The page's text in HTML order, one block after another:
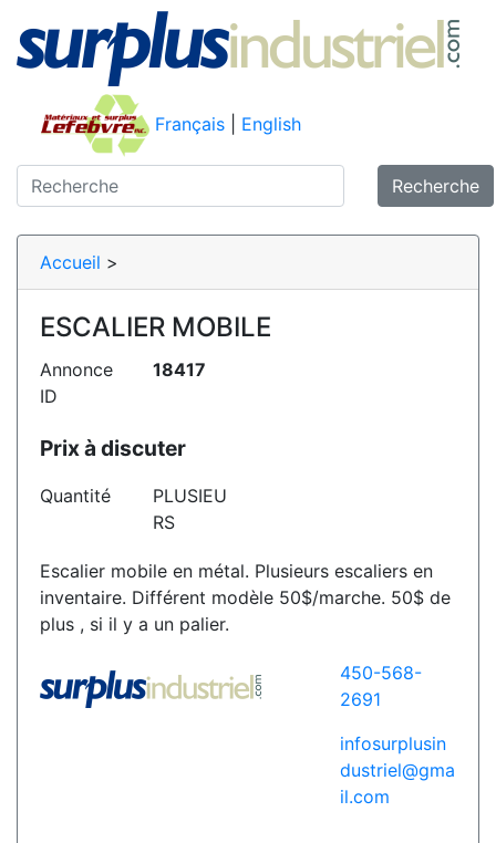
Français English
Recherche
Accueil >
ESCALIER MOBILE
Annonce
ID
18417
Prix à discuter
Quantité
PLUSIEU
RS
Escalier mobile en métal. Plusieurs escaliers en
inventaire. Différent modèle 50$/marche. 50$ de
plus , si il y a un palier.
450-568-
2691
infosurplusin
dustriel@gma
il.com